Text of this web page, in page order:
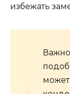
избежать